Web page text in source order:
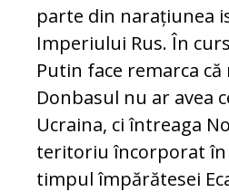
parte din narațiunea
Imperiului Rus. În
Putin face remarca
Donbasul nu ar avea
Ucraina, ci întreaga
teritoriu încorporat
timpul împărătesei